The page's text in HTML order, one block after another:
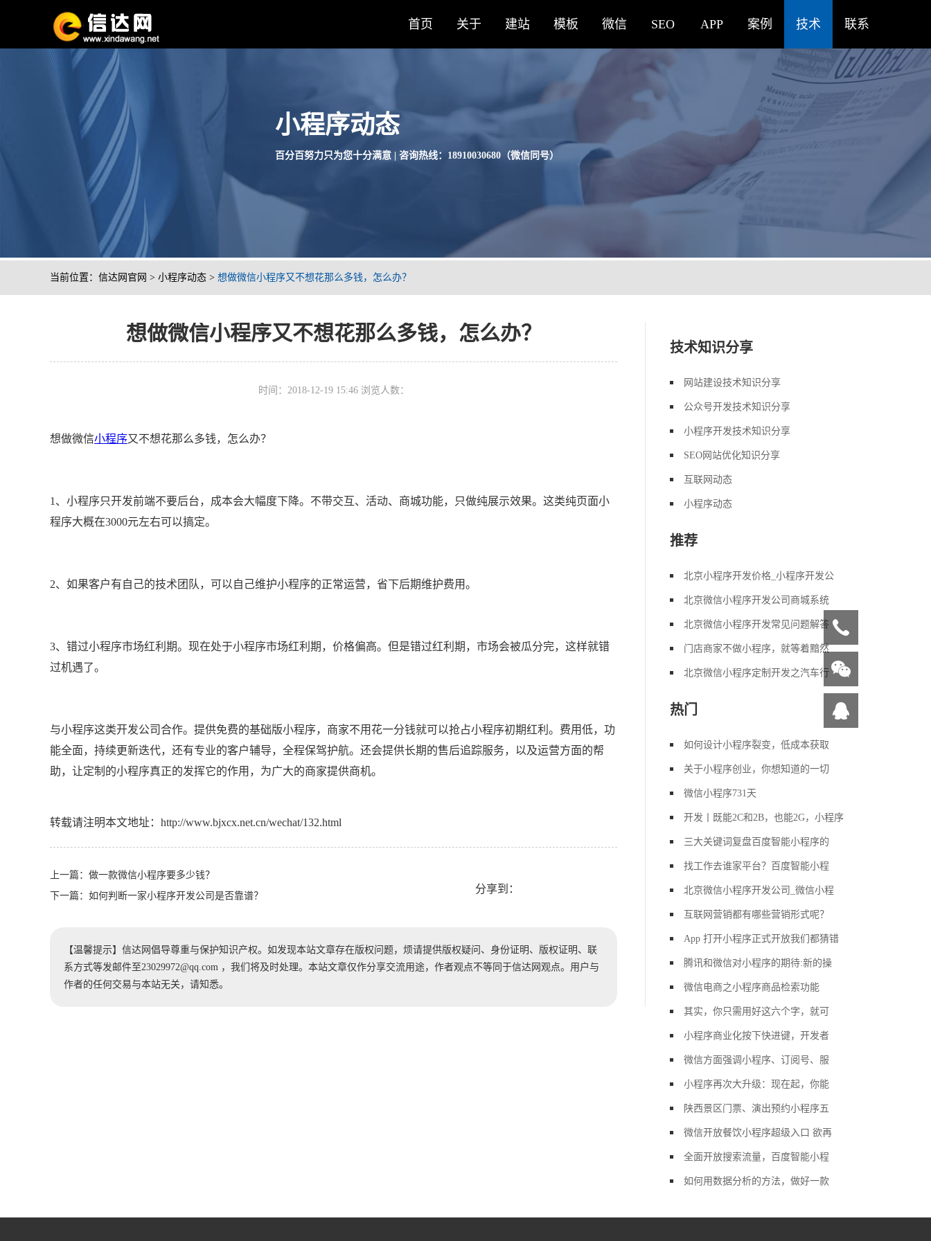
首页 关于 建站 模板 微信 SEO APP 案例 技术 联系
小程序动态
百分百努力只为您十分满意 | 咨询热线：18910030680（微信同号）
当前位置： 信达网官网 > 小程序动态 > 想做微信小程序又不想花那么多钱，怎么办？
想做微信小程序又不想花那么多钱，怎么办？
时间：2018-12-19 15:46 浏览人数：
想做微信小程序又不想花那么多钱，怎么办？
1、小程序只开发前端不要后台，成本会大幅度下降。不带交互、活动、商城功能，只做纯展示效果。这类纯页面小
程序大概在3000元左右可以搞定。
2、如果客户有自己的技术团队，可以自己维护小程序的正常运营，省下后期维护费用。
3、错过小程序市场红利期。现在处于小程序市场红利期，价格偏高。但是错过红利期，市场会被瓜分完，这样就错
过机遇了。
与小程序这类开发公司合作。提供免费的基础版小程序，商家不用花一分钱就可以抢占小程序初期红利。费用低，功
能全面，持续更新迭代，还有专业的客户辅导，全程保驾护航。还会提供长期的售后追踪服务，以及运营方面的帮
助，让定制的小程序真正的发挥它的作用，为广大的商家提供商机。
转载请注明本文地址： http://www.bjxcx.net.cn/wechat/132.html
上一篇： 做一款微信小程序要多少钱？
下一篇： 如何判断一家小程序开发公司是否靠谱？
分享到：
【温馨提示】信达网倡导尊重与保护知识产权。如发现本站文章存在版权问题，烦请提供版权疑问、身份证明、版权证明、联
系方式等发邮件至23029972@qq.com ，我们将及时处理。本站文章仅作分享交流用途，作者观点不等同于信达网观点。用户与
作者的任何交易与本站无关，请知悉。
技术知识分享
网站建设技术知识分享
公众号开发技术知识分享
小程序开发技术知识分享
SEO网站优化知识分享
互联网动态
小程序动态
推荐
北京小程序开发价格_小程序开发公
北京微信小程序开发公司商城系统
北京微信小程序开发常见问题解答
门店商家不做小程序，就等着黯然
北京微信小程序定制开发之汽车行
热门
如何设计小程序裂变，低成本获取
关于小程序创业，你想知道的一切
微信小程序731天
开发丨既能2C和2B，也能2G，小程序
三大关键词复盘百度智能小程序的
找工作去谁家平台？百度智能小程
北京微信小程序开发公司_微信小程
互联网营销都有哪些营销形式呢？
App 打开小程序正式开放我们都猜错
腾讯和微信对小程序的期待:新的操
微信电商之小程序商品检索功能
其实，你只需用好这六个字，就可
小程序商业化按下快进键，开发者
微信方面强调小程序、订阅号、服
小程序再次大升级：现在起，你能
陕西景区门票、演出预约小程序五
微信开放餐饮小程序超级入口 欲再
全面开放搜索流量，百度智能小程
如何用数据分析的方法，做好一款